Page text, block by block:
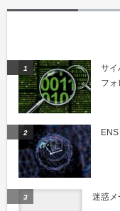
サイ
フォ
迷惑メ